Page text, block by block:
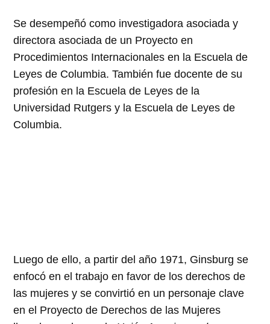
Se desempeñó como investigadora asociada y
directora asociada de un Proyecto en
Procedimientos Internacionales en la Escuela de
Leyes de Columbia. También fue docente de su
profesión en la Escuela de Leyes de la
Universidad Rutgers y la Escuela de Leyes de
Columbia.
Luego de ello, a partir del año 1971, Ginsburg se
enfocó en el trabajo en favor de los derechos de
las mujeres y se convirtió en un personaje clave
en el Proyecto de Derechos de las Mujeres